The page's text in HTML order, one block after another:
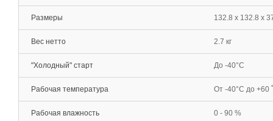
Размеры 132.8 x 132.8 x
Вес нетто 2.7 кг
"Холодный" старт До -40°С
Рабочая температура От -40°С до +60
Рабочая влажность 0 - 90 %